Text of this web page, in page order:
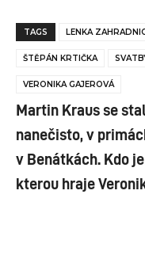
TAGS LENKA
ŠTĚPÁN KRTIČKA
VERONIKA GAJEROVÁ
Martin Kraus se
nanečisto, v
v Benátkách. Kdo
kterou hraje